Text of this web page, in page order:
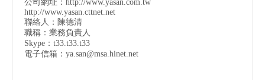
公司網址： http://www.yasan.com.tw
http://www.yasan.cttnet.net
聯絡人：陳德清
職稱：業務負責人
Skype：t33.t33.t33
電子信箱： ya.san@msa.hinet.net